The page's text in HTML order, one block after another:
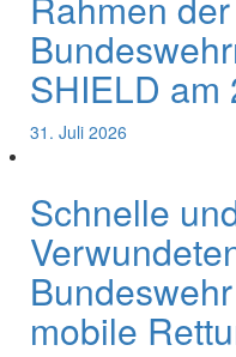
SHIELD am
31. Juli 2026
Schnelle
mobile